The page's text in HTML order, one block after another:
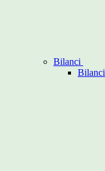
Bilanci
Bilanci